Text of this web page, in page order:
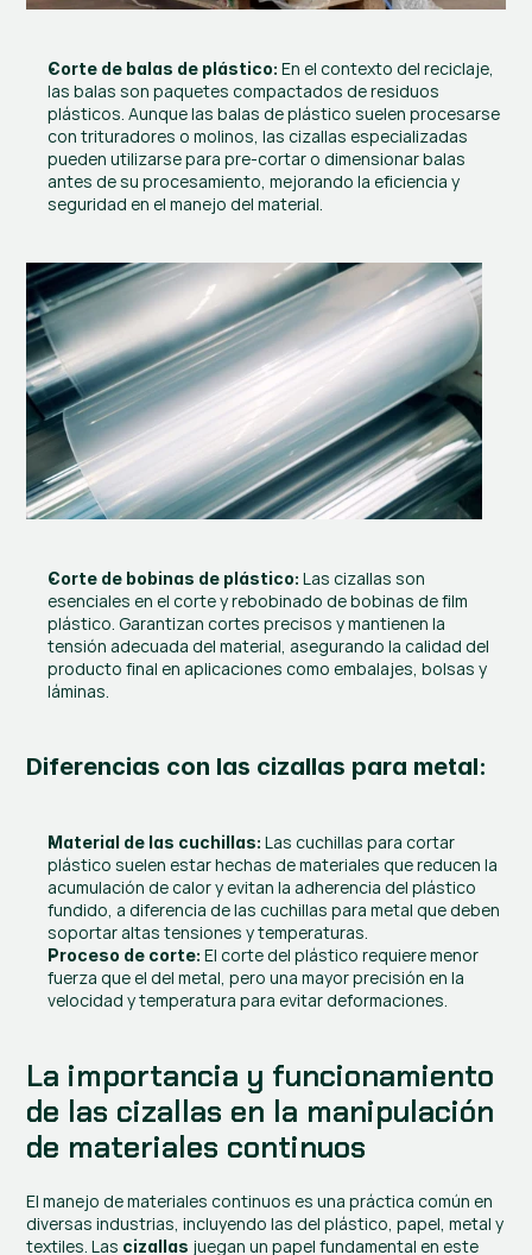
Corte de balas de plástico: En el contexto del reciclaje,
las balas son paquetes compactados de residuos
plásticos. Aunque las balas de plástico suelen procesarse
con trituradores o molinos, las cizallas especializadas
pueden utilizarse para pre-cortar o dimensionar balas
antes de su procesamiento, mejorando la eficiencia y
seguridad en el manejo del material.
Corte de bobinas de plástico: Las cizallas son
esenciales en el corte y rebobinado de bobinas de film
plástico. Garantizan cortes precisos y mantienen la
tensión adecuada del material, asegurando la calidad del
producto final en aplicaciones como embalajes, bolsas y
láminas.
Diferencias con las cizallas para metal:
Material de las cuchillas: Las cuchillas para cortar
plástico suelen estar hechas de materiales que reducen la
acumulación de calor y evitan la adherencia del plástico
fundido, a diferencia de las cuchillas para metal que deben
soportar altas tensiones y temperaturas.
Proceso de corte: El corte del plástico requiere menor
fuerza que el del metal, pero una mayor precisión en la
velocidad y temperatura para evitar deformaciones.
La importancia y funcionamiento
de las cizallas en la manipulación
de materiales continuos
El manejo de materiales continuos es una práctica común en
diversas industrias, incluyendo las del plástico, papel, metal y
textiles. Las cizallas juegan un papel fundamental en este